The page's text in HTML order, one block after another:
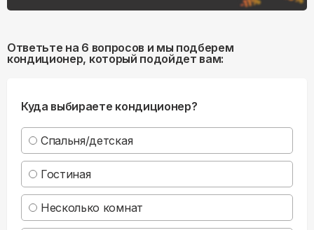
Ответьте на 6 вопросов и мы подберем
кондиционер, который подойдет вам:
Куда выбираете кондиционер?
Спальня/детская
Гостиная
Несколько комнат